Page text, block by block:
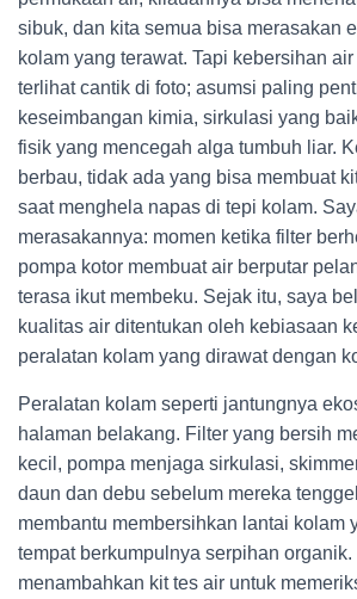
sibuk, dan kita semua bisa merasakan
kolam yang terawat. Tapi kebersihan
terlihat cantik di foto; asumsi paling
keseimbangan kimia, sirkulasi yang
fisik yang mencegah alga tumbuh liar.
berbau, tidak ada yang bisa membuat
saat menghela napas di tepi kolam.
merasakannya: momen ketika filter
pompa kotor membuat air berputar
terasa ikut membeku. Sejak itu, saya
kualitas air ditentukan oleh kebiasaan
peralatan kolam yang dirawat dengan
Peralatan kolam seperti jantungnya
halaman belakang. Filter yang bersih
kecil, pompa menjaga sirkulasi,
daun dan debu sebelum mereka
membantu membersihkan lantai kolam
tempat berkumpulnya serpihan organik.
menambahkan kit tes air untuk